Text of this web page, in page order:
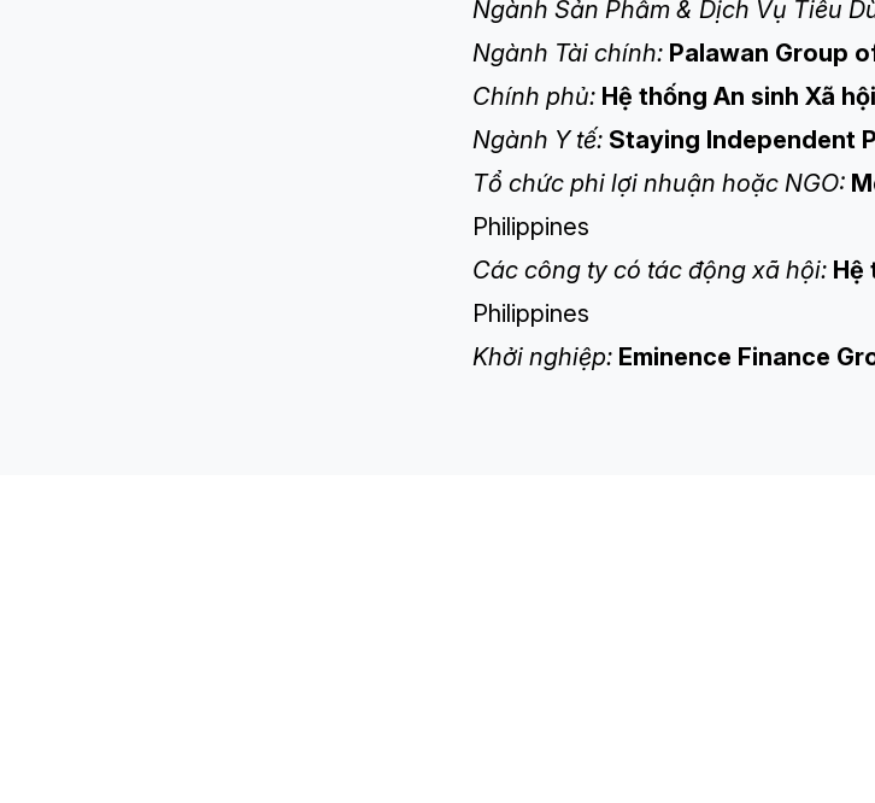
Ngành Sản Phẩm & Dịch Vụ Tiêu
Ngành Tài chính: Palawan Group
Chính phủ: Hệ thống An sinh Xã hội
Ngành Y tế: Staying Independent
Tổ chức phi lợi nhuận hoặc NGO:
Philippines
Các công ty có tác động xã hội: Hệ
Philippines
Khởi nghiệp: Eminence Finance